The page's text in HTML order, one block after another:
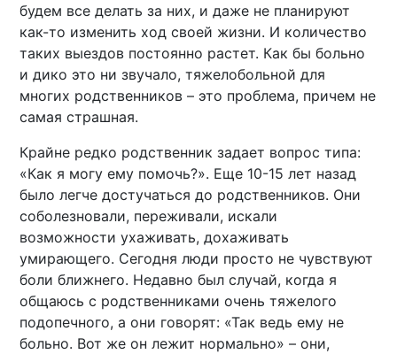
будем все делать за них, и даже не планируют
как-то изменить ход своей жизни. И количество
таких выездов постоянно растет. Как бы больно
и дико это ни звучало, тяжелобольной для
многих родственников – это проблема, причем не
самая страшная.
Крайне редко родственник задает вопрос типа:
«Как я могу ему помочь?». Еще 10-15 лет назад
было легче достучаться до родственников. Они
соболезновали, переживали, искали
возможности ухаживать, дохаживать
умирающего. Сегодня люди просто не чувствуют
боли ближнего. Недавно был случай, когда я
общаюсь с родственниками очень тяжелого
подопечного, а они говорят: «Так ведь ему не
больно. Вот же он лежит нормально» – они,